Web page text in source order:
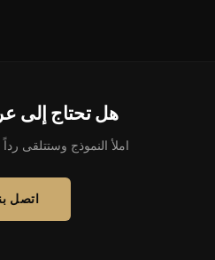
هل تحتاج إلى
املأ النموذج وستتلقى
اتصل